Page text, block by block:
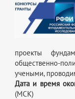
проекты
общественно-
учеными,
Дата и время
(МСК)